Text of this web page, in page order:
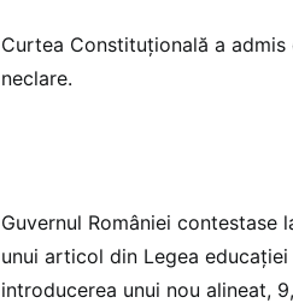
Curtea Constituțională a
neclare.
Guvernul României contestase
unui articol din Legea
introducerea unui nou alineat,